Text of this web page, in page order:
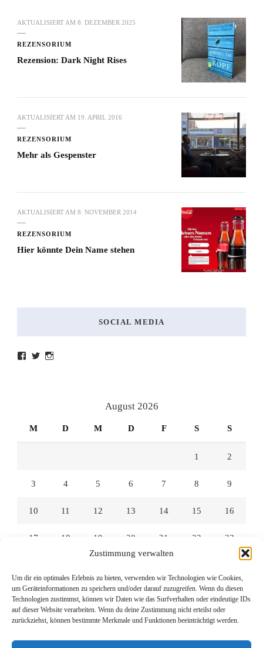
Zustimmung verwalten
Um dir ein optimales Erlebnis zu bieten, verwenden wir Technologien wie Cookies,
um Geräteinformationen zu speichern und/oder darauf zuzugreifen. Wenn du diesen
Technologien zustimmst, können wir Daten wie das Surfverhalten oder eindeutige IDs
auf dieser Website verarbeiten. Wenn du deine Zustimmung nicht erteilst oder
zurückziehst, können bestimmte Merkmale und Funktionen beeinträchtigt werden.
AKTUALISIERT AM 8. DEZEMBER 2025
REZENSORIUM
Rezension: Dark Night Rises
AKTUALISIERT AM 19. APRIL 2016
REZENSORIUM
Mehr als Gespenster
AKTUALISIERT AM 8. NOVEMBER 2014
REZENSORIUM
Hier könnte Dein Name stehen
SOCIAL MEDIA
ProfilProfil
August 2026
M D M D F S S
1 2
3 4 5 6 7 8 9
10 11 12 13 14 15 16
17 18 19 20 21 22 23
31